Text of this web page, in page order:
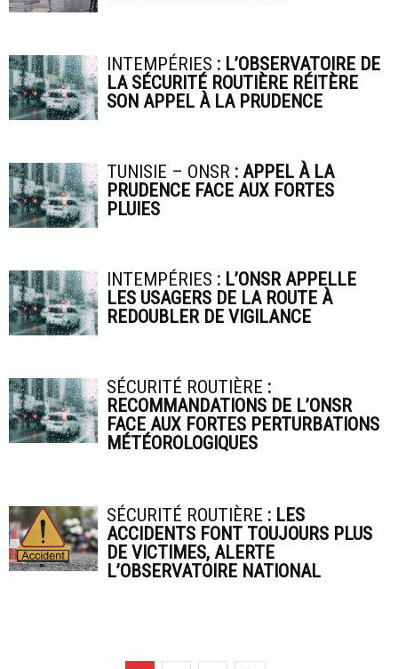
INTEMPÉRIES : L’OBSERVATOIRE DE
LA SÉCURITÉ ROUTIÈRE RÉITÈRE
SON APPEL À LA PRUDENCE
TUNISIE – ONSR : APPEL À LA
PRUDENCE FACE AUX FORTES
PLUIES
INTEMPÉRIES : L’ONSR APPELLE
LES USAGERS DE LA ROUTE À
REDOUBLER DE VIGILANCE
SÉCURITÉ ROUTIÈRE :
RECOMMANDATIONS DE L’ONSR
FACE AUX FORTES PERTURBATIONS
MÉTÉOROLOGIQUES
SÉCURITÉ ROUTIÈRE : LES
ACCIDENTS FONT TOUJOURS PLUS
DE VICTIMES, ALERTE
L’OBSERVATOIRE NATIONAL